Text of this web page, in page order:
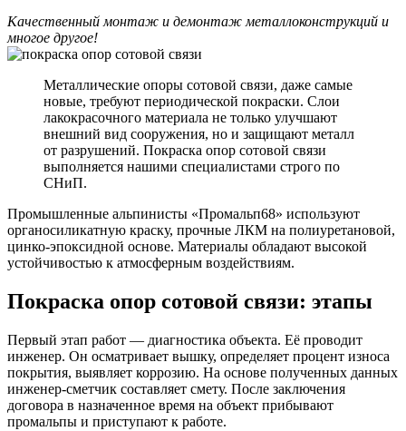
Качественный монтаж и демонтаж металлоконструкций и
многое другое!
Металлические опоры сотовой связи, даже самые
новые, требуют периодической покраски. Слои
лакокрасочного материала не только улучшают
внешний вид сооружения, но и защищают металл
от разрушений. Покраска опор сотовой связи
выполняется нашими специалистами строго по
СНиП.
Промышленные альпинисты «Промальп68» используют
органосиликатную краску, прочные ЛКМ на полиуретановой,
цинко-эпоксидной основе. Материалы обладают высокой
устойчивостью к атмосферным воздействиям.
Покраска опор сотовой связи: этапы
Первый этап работ — диагностика объекта. Её проводит
инженер. Он осматривает вышку, определяет процент износа
покрытия, выявляет коррозию. На основе полученных данных
инженер-сметчик составляет смету. После заключения
договора в назначенное время на объект прибывают
промальпы и приступают к работе.